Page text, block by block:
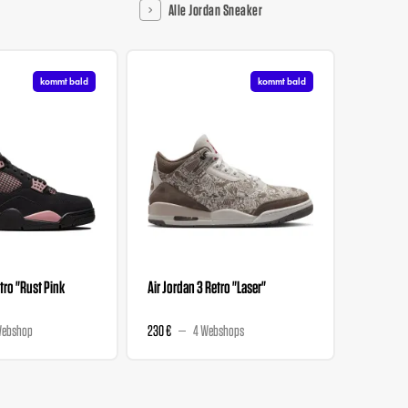
Alle Jordan Sneaker
kommt bald
"Rust Pink
kommt bald
Air Jordan 3 Retro "Laser"
230 € 4 Webshops